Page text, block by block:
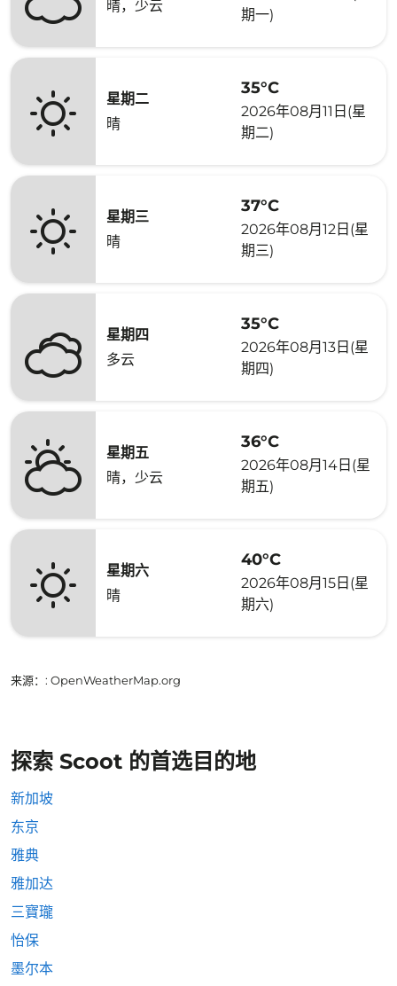
晴，少云
期一)
星期二
晴
35°C
2026年08月11日(星
期二)
星期三
晴
37°C
2026年08月12日(星
期三)
星期四
多云
35°C
2026年08月13日(星
期四)
星期五
晴，少云
36°C
2026年08月14日(星
期五)
星期六
晴
40°C
2026年08月15日(星
期六)
来源： : OpenWeatherMap.org
探索 Scoot 的首选目的地
新加坡
东京
雅典
雅加达
三寶瓏
怡保
墨尔本